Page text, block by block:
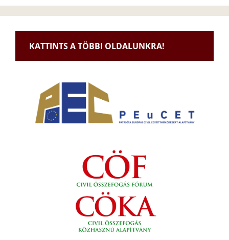
KATTINTS A TÖBBI OLDALUNKRA!